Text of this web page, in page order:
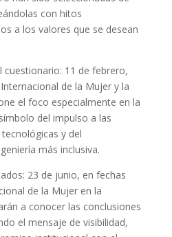
con hitos
a los valores que se desean
cuestionario: 11 de febrero,
de la Mujer y la
el foco especialmente en la
del impulso a las
y del
más inclusiva.
23 de junio, en fechas
de la Mujer en la
a conocer las conclusiones
el mensaje de visibilidad,